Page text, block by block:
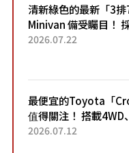
清新綠色的最新「3排
Minivan 備受矚目！
4.7公尺剛剛好的車身
2026.07.22
最便宜的Toyota「
值得關注！ 搭載4WD
22.4公里低油耗表現超
2026.07.12